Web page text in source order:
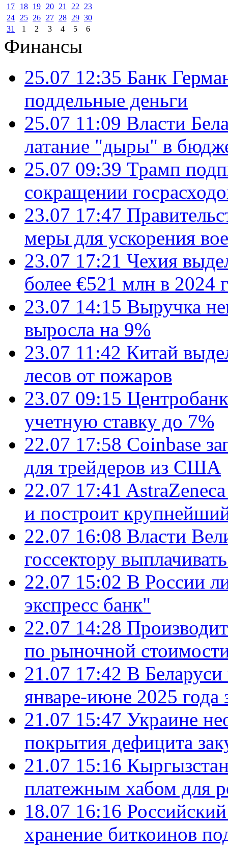
17
18 19 20 21 22
23
24
25 26 27 28 29 30
31
1 2 3 4 5 6
Финансы
25.07 12:35 Банк
поддельные деньги
25.07 11:09 Власти
латание "дыры" в
25.07 09:39 Трамп
сокращении
23.07 17:47
меры для ускорения
23.07 17:21 Чехия
более €521 млн в 2024
23.07 14:15 Выручка
выросла на 9%
23.07 11:42 Китай
лесов от пожаров
23.07 09:15
учетную ставку до 7%
22.07 17:58 Coinbase
для трейдеров из США
22.07 17:41
и построит
22.07 16:08 Власти
госсектору
22.07 15:02 В России
экспресс банк"
22.07 14:28
по рыночной
21.07 17:42 В Беларуси
январе-июне 2025 года
21.07 15:47 Украине
покрытия дефицита
21.07 15:16
платежным хабом для
18.07 16:16
хранение биткоинов